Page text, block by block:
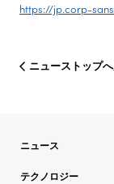
https://jp.corp-
ニューストップ
ニュース
テクノロジー